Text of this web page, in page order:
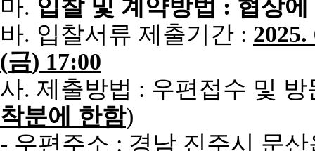
마. 입찰 및 계약방법 : 협상
바. 입찰서류 제출기간 : 2025.
(금) 17:00
사. 제출방법 : 우편접수 및 방
착분에 한함)
- 우편주소 : 경남 진주시 문